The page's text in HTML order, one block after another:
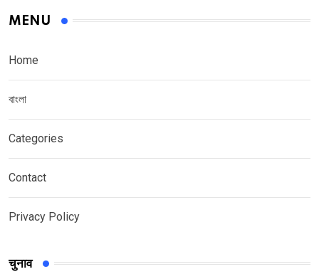
MENU
Home
বাংলা
Categories
Contact
Privacy Policy
चुनाव